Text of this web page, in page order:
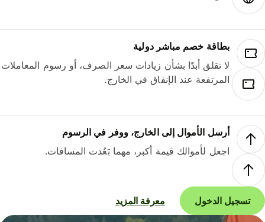
بطاقة خصم مباشر دولية
لا تقلق أبدًا بشأن زيادات سعر الصرف، أو رسوم المعاملات
المرتفعة عند الإنفاق في الخارج.
أرسل الأموال إلى الخارج، ووفر في الرسوم
اجعل لأموالك قيمة أكبر، مهما بَعُدت المسافات.
تسجيل الدخول معرفة المزيد